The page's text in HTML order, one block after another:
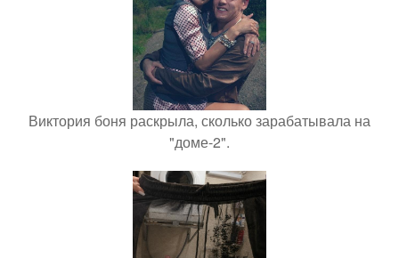
Виктория боня раскрыла, сколько зарабатывала на
"доме-2".